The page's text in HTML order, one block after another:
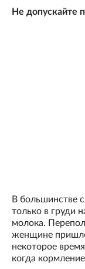
Не допускайте
В большинстве
только в груди
молока.
женщине
некоторое
когда